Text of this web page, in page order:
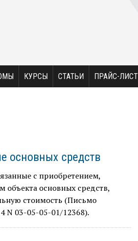
КУРСЫ СТАТЬИ ПРАЙС-ЛИСТ
основных средств
с приобретением,
объекта основных средств,
стоимость (Письмо
N 03-05-05-01/12368).